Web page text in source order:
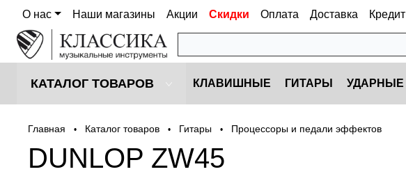
О нас Наши магазины Акции Скидки Оплата Доставка Кредит
КАТАЛОГ ТОВАРОВ КЛАВИШНЫЕ ГИТАРЫ УДАРНЫЕ
Главная • Каталог товаров • Гитары • Процессоры и педали эффектов
DUNLOP ZW45